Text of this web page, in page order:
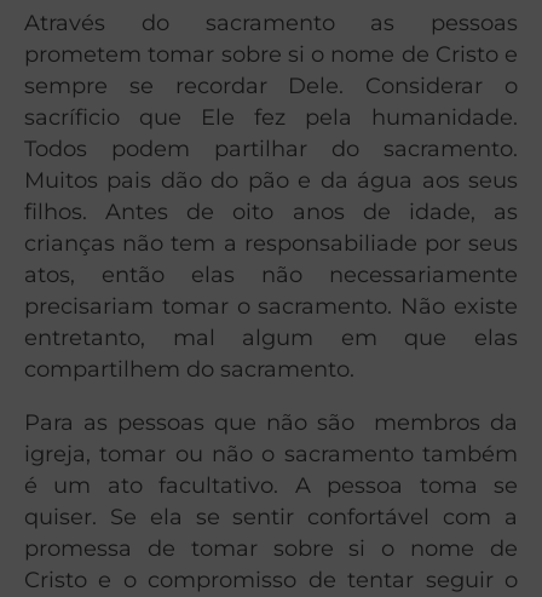
Através do sacramento as pessoas
prometem tomar sobre si o nome de Cristo e
sempre se recordar Dele. Considerar o
sacríficio que Ele fez pela humanidade.
Todos podem partilhar do sacramento.
Muitos pais dão do pão e da água aos seus
filhos. Antes de oito anos de idade, as
crianças não tem a responsabiliade por seus
atos, então elas não necessariamente
precisariam tomar o sacramento. Não existe
entretanto, mal algum em que elas
compartilhem do sacramento.
Para as pessoas que não são membros da
igreja, tomar ou não o sacramento também
é um ato facultativo. A pessoa toma se
quiser. Se ela se sentir confortável com a
promessa de tomar sobre si o nome de
Cristo e o compromisso de tentar seguir o